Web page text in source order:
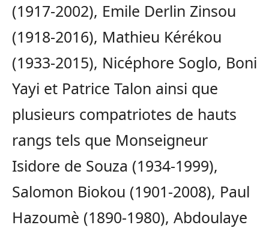
(1917-2002), Emile Derlin Zinsou
(1918-2016), Mathieu Kérékou
(1933-2015), Nicéphore Soglo, Boni
Yayi et Patrice Talon ainsi que
plusieurs compatriotes de hauts
rangs tels que Monseigneur
Isidore de Souza (1934-1999),
Salomon Biokou (1901-2008), Paul
Hazoumè (1890-1980), Abdoulaye